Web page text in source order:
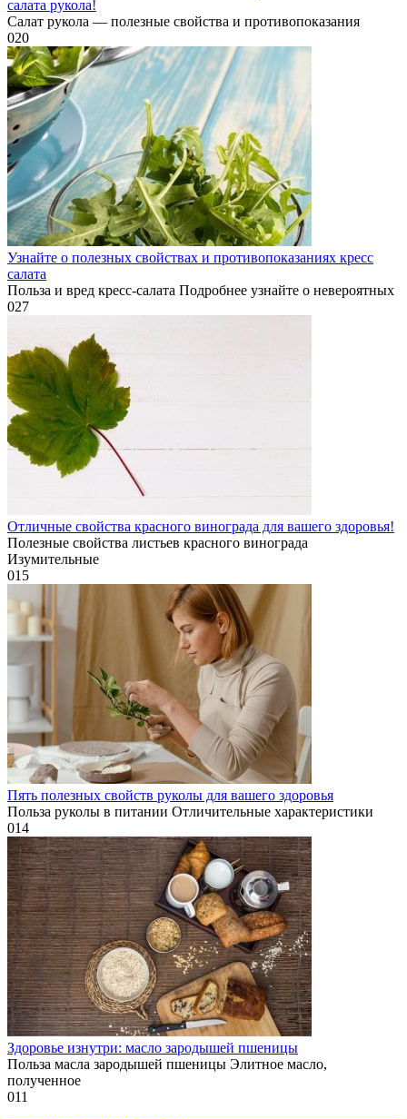
салата рукола!
Салат рукола — полезные свойства и противопоказания
020
Узнайте о полезных свойствах и противопоказаниях кресс
салата
Польза и вред кресс-салата Подробнее узнайте о невероятных
027
Отличные свойства красного винограда для вашего здоровья!
Полезные свойства листьев красного винограда
Изумительные
015
Пять полезных свойств руколы для вашего здоровья
Польза руколы в питании Отличительные характеристики
014
Здоровье изнутри: масло зародышей пшеницы
Польза масла зародышей пшеницы Элитное масло,
полученное
011